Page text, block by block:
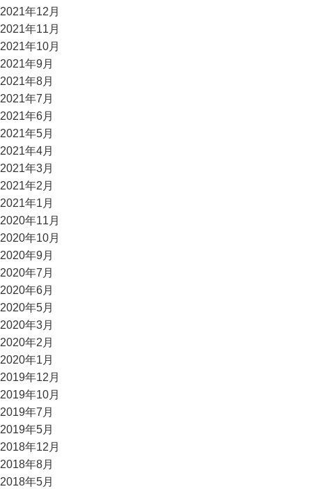
2021年12月
2021年11月
2021年10月
2021年9月
2021年8月
2021年7月
2021年6月
2021年5月
2021年4月
2021年3月
2021年2月
2021年1月
2020年11月
2020年10月
2020年9月
2020年7月
2020年6月
2020年5月
2020年3月
2020年2月
2020年1月
2019年12月
2019年10月
2019年7月
2019年5月
2018年12月
2018年8月
2018年5月